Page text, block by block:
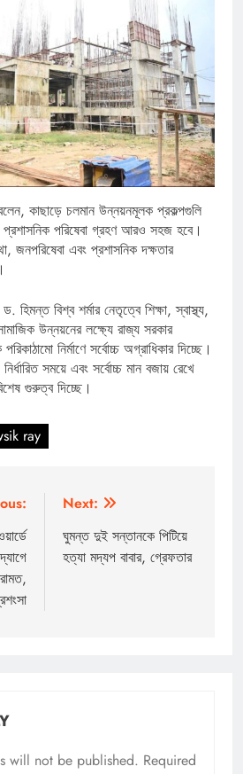
কাছাড়ে চলমান উন্নয়নমূলক প্রকল্পগুলি
প্রশাসনিক পরিষেবা গ্রহণ আরও সহজ হবে।
জনপরিষেবা এবং প্রশাসনিক দক্ষতার
হিমন্ত বিশ্ব শর্মার নেতৃত্বে শিক্ষা, স্বাস্থ্য,
উন্নয়নের লক্ষ্যে রাজ্য সরকার
নির্মাণে সর্বোচ্চ অগ্রাধিকার দিচ্ছে।
সময়ে এবং সর্বোচ্চ মান বজায় রেখে
গুরুত্ব দিচ্ছে।
ray
Next:
ঘুমন্ত দুই সন্তানকে পিটিয়ে
হত্যা মদ্যপ বাবার, গ্রেফতার
will not be published. Required